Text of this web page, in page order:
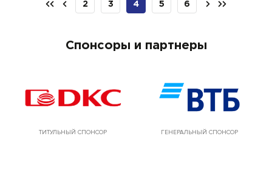
2 3 4 5 6
Спонсоры и партнеры
ТИТУЛЬНЫЙ СПОНСОР ГЕНЕРАЛЬНЫЙ СПОНСОР